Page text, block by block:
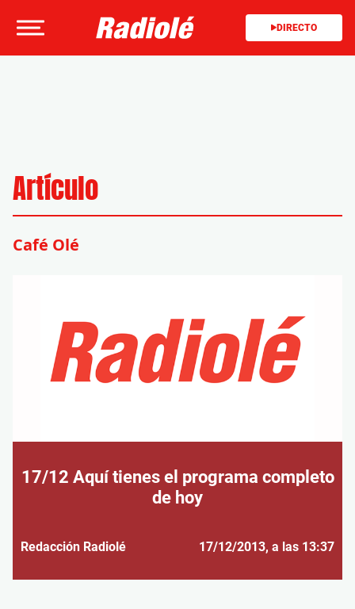
DIRECTO
Artículo
Café Olé
17/12 Aquí tienes el programa completo
de hoy
Redacción Radiolé 17/12/2013, a las 13:37